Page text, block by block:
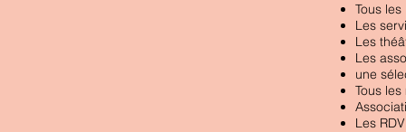
Tous
Les
Les
Les
une
Tous
Les